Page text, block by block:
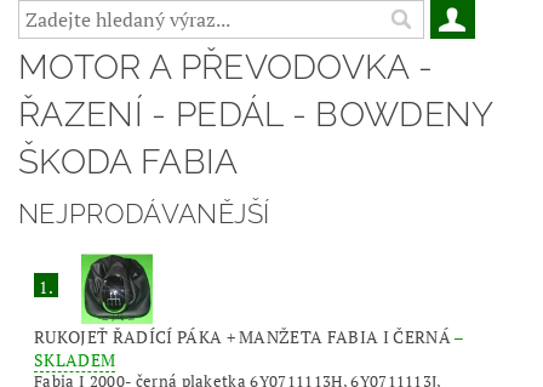
MOTOR A PŘEVODOVKA -
ŘAZENÍ - PEDÁL - BOWDENY
ŠKODA FABIA
NEJPRODÁVANĚJŠÍ
1.
RUKOJEŤ ŘADÍCÍ PÁKA + MANŽETA FABIA I ČERNÁ –
SKLADEM
Fabia I 2000- černá plaketka 6Y0711113H, 6Y0711113J,